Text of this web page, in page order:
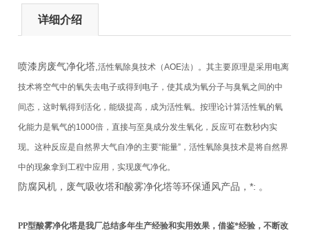
详细介绍
喷漆房废气净化塔,活性氧除臭技术（AOE法）。其主要原理是采用电离
技术将空气中的氧失去电子或得到电子，使其成为氧分子与臭氧之间的中
间态，这时氧得到活化，能级提高，成为活性氧。按理论计算活性氧的氧
化能力是氧气的1000倍，直接与至臭成分发生氧化，反应可在数秒内实
现。这种反应是自然界大气自净的主要“能量”，活性氧除臭技术是将自然界
中的现象拿到工程中应用，实现废气净化。
防腐风机，废气吸收塔和酸雾净化塔等环保通风产品，*: 。
PP型酸雾净化塔是我厂总结多年生产经验和实用效果，借鉴*经验，不断改